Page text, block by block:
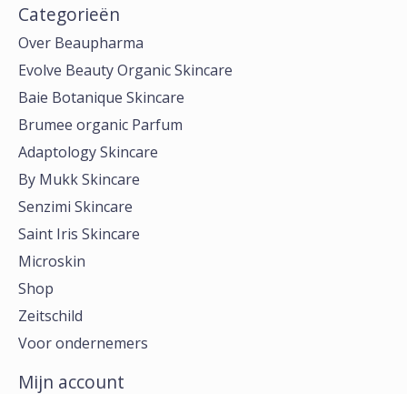
Categorieën
Over Beaupharma
Evolve Beauty Organic Skincare
Baie Botanique Skincare
Brumee organic Parfum
Adaptology Skincare
By Mukk Skincare
Senzimi Skincare
Saint Iris Skincare
Microskin
Shop
Zeitschild
Voor ondernemers
Mijn account